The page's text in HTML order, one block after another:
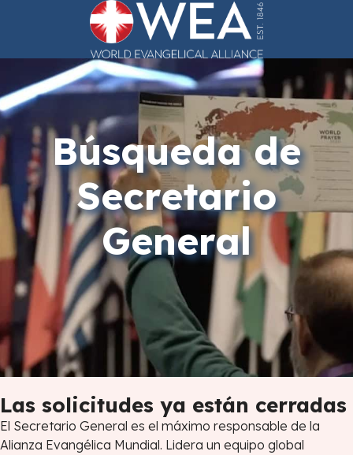
Búsqueda de
Secretario
General
Las solicitudes ya están cerradas
El Secretario General es el máximo responsable de la
Alianza Evangélica Mundial. Lidera un equipo global